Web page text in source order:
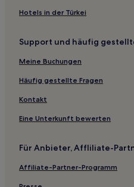
Rudagüera Hotels
Val de San Vicente Hotels
La Virgen Hotels
Hotels nahe Kapelle Ermita
San Vicente del Monte Hotels
Ruiloba Hotels
Casasola Hotels
Ongayo Hotels
Hotels in der Türkei
Support und häufig
Meine Buchungen
Häufig gestellte Fragen
Kontakt
Eine Unterkunft bewerten
Für Anbieter, Affliliate-
Affiliate-Partner-Programm